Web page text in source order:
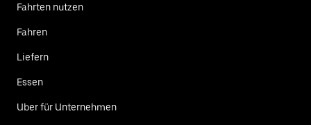
Fahrten nutzen
Fahren
Liefern
Essen
Uber für Unternehmen